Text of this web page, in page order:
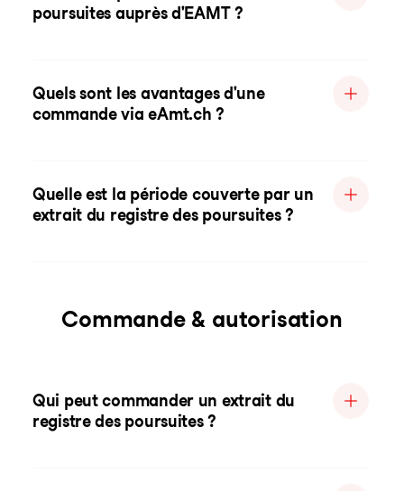
poursuites auprès d'EAMT ?
Quels sont les avantages d'une
commande via eAmt.ch ?
Quelle est la période couverte par un
extrait du registre des poursuites ?
Commande & autorisation
Qui peut commander un extrait du
registre des poursuites ?